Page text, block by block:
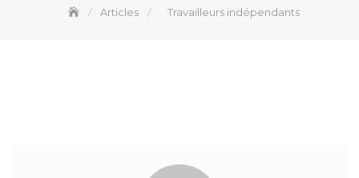
Articles Travailleurs indépendants